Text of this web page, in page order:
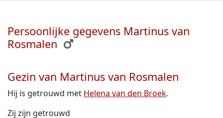
Persoonlijke gegevens Martinus van
Rosmalen
Gezin van Martinus van Rosmalen
Hij is getrouwd met Helena van den Broek.
Zij zijn getrouwd